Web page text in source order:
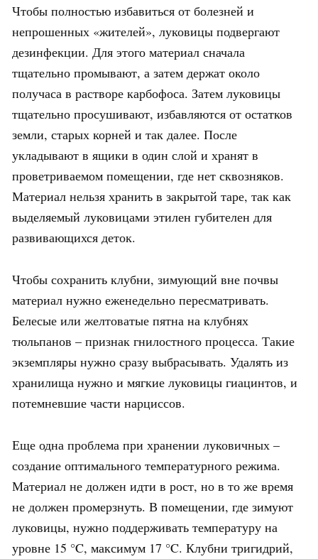
Чтобы полностью избавиться от болезней и
непрошенных «жителей», луковицы подвергают
дезинфекции. Для этого материал сначала
тщательно промывают, а затем держат около
получаса в растворе карбофоса. Затем луковицы
тщательно просушивают, избавляются от остатков
земли, старых корней и так далее. После
укладывают в ящики в один слой и хранят в
проветриваемом помещении, где нет сквозняков.
Материал нельзя хранить в закрытой таре, так как
выделяемый луковицами этилен губителен для
развивающихся деток.
Чтобы сохранить клубни, зимующий вне почвы
материал нужно еженедельно пересматривать.
Белесые или желтоватые пятна на клубнях
тюльпанов – признак гнилостного процесса. Такие
экземпляры нужно сразу выбрасывать. Удалять из
хранилища нужно и мягкие луковицы гиацинтов, и
потемневшие части нарциссов.
Еще одна проблема при хранении луковичных –
создание оптимального температурного режима.
Материал не должен идти в рост, но в то же время
не должен промерзнуть. В помещении, где зимуют
луковицы, нужно поддерживать температуру на
уровне 15 °C, максимум 17 °C. Клубни тригидрий,